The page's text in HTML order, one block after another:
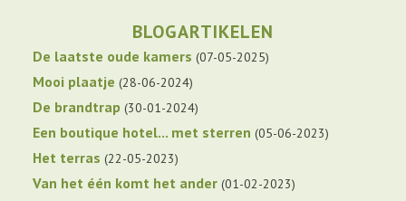
BLOGARTIKELEN
De laatste oude kamers 07-05-2025
Mooi plaatje 28-06-2024
De brandtrap 30-01-2024
Een boutique hotel... met sterren 05-06-2023
Het terras 22-05-2023
Van het één komt het ander 01-02-2023